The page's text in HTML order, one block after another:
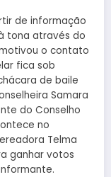
de informação
tona através do
o contato
fica sob
de baile
Samara
do Conselho
no
Telma
ganhar votos